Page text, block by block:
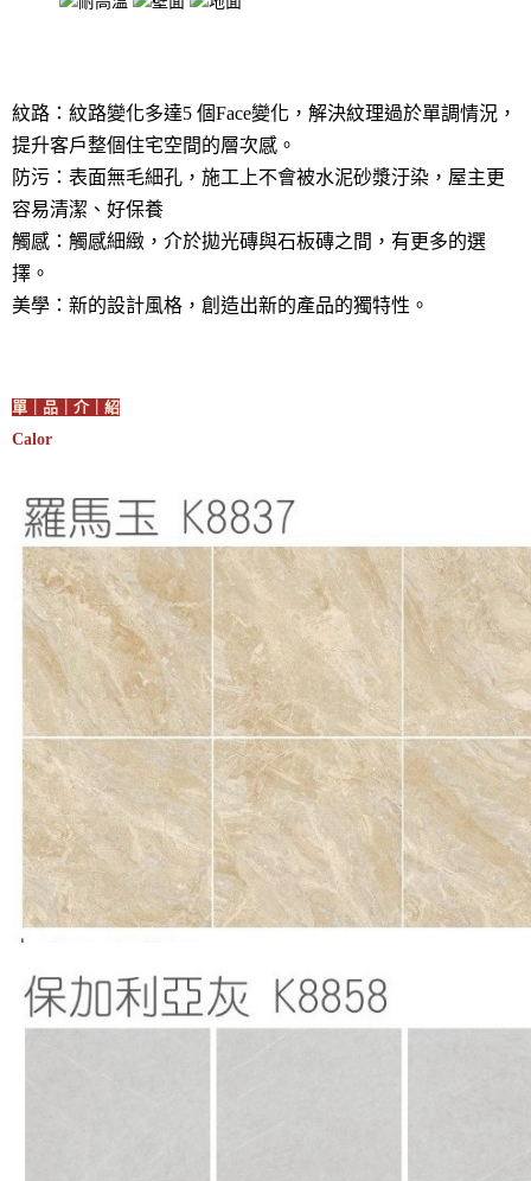
紋路：紋路變化多達5 個Face變化，解決紋理過於單調情況，
提升客戶整個住宅空間的層次感。
防污：表面無毛細孔，施工上不會被水泥砂漿汙染，屋主更
容易清潔、好保養
觸感：觸感細緻，介於拋光磚與石板磚之間，有更多的選
擇。
美學：新的設計風格，創造出新的產品的獨特性。
單｜品｜介｜紹
Calor